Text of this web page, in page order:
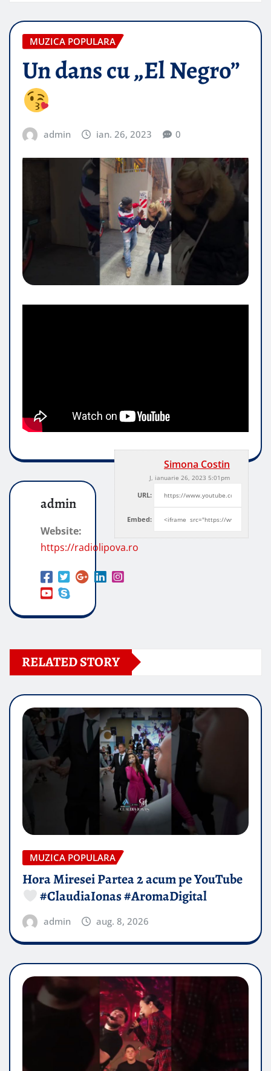
MUZICA POPULARA
Un dans cu „El Negro”
admin ian. 26, 2023 0
Simona Costin
J, ianuarie 26, 2023 5:01pm
URL:
Embed:
admin
Website:
https://radiolipova.ro
RELATED STORY
MUZICA POPULARA
Hora Miresei Partea 2 acum pe YouTube
#ClaudiaIonas #AromaDigital
admin aug. 8, 2026